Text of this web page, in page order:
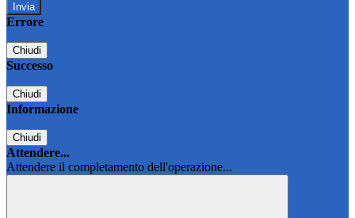
Errore
Chiudi
Successo
Chiudi
Informazione
Chiudi
Attendere...
Attendere il completamento dell'operazione...